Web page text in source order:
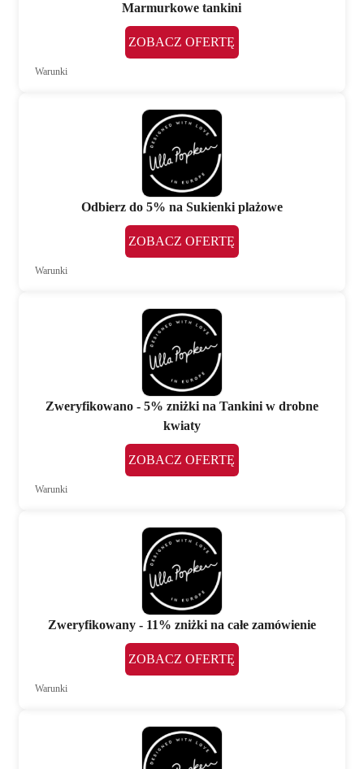
Marmurkowe tankini
ZOBACZ OFERTĘ
Warunki
Odbierz do 5% na Sukienki plażowe
ZOBACZ OFERTĘ
Warunki
Zweryfikowano - 5% zniżki na Tankini w drobne
kwiaty
ZOBACZ OFERTĘ
Warunki
Zweryfikowany - 11% zniżki na całe zamówienie
ZOBACZ OFERTĘ
Warunki